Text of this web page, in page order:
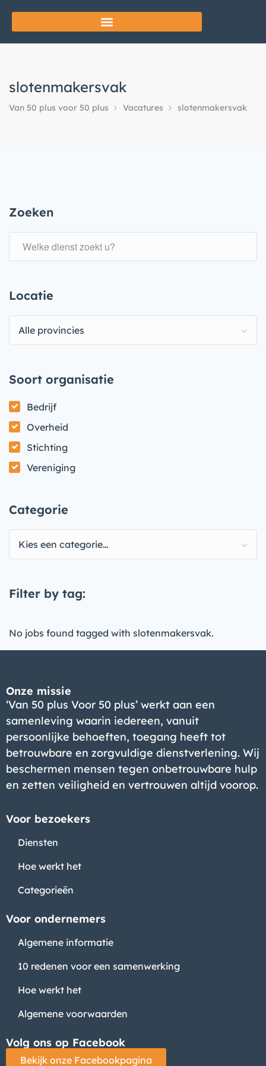
slotenmakersvak
Van 50 plus voor 50 plus Vacatures slotenmakersvak
Zoeken
Locatie
Alle provincies
Soort organisatie
Bedrijf
Overheid
Stichting
Vereniging
Categorie
Kies een categorie…
Filter by tag:
No jobs found tagged with slotenmakersvak.
Onze missie
‘Van 50 plus Voor 50 plus’ werkt aan een
samenleving waarin iedereen, vanuit
persoonlijke behoeften, toegang heeft tot
betrouwbare en zorgvuldige dienstverlening. Wij
beschermen mensen tegen onbetrouwbare hulp
en zetten veiligheid en vertrouwen altijd voorop.
Voor bezoekers
Diensten
Hoe werkt het
Categorieën
Voor ondernemers
Algemene informatie
10 redenen voor een samenwerking
Hoe werkt het
Algemene voorwaarden
Volg ons op Facebook
Bekijk onze Facebookpagina